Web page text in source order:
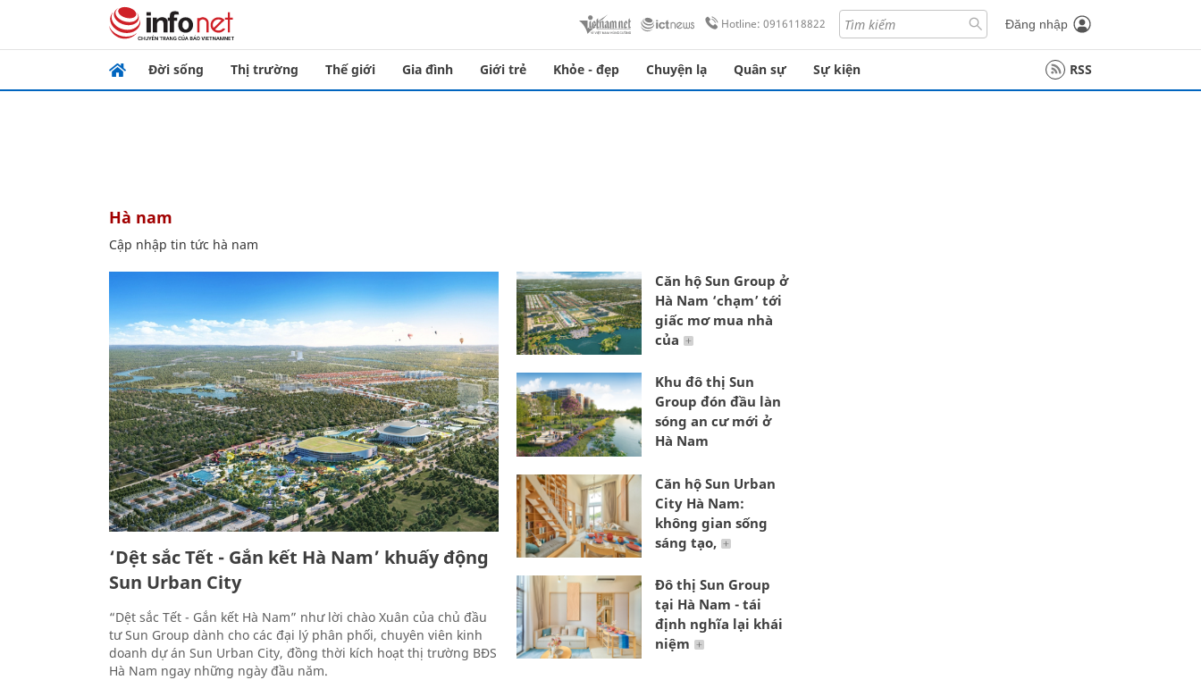
Hotline: 0916118822 Đăng nhập
Đời sống Thị trường Thế giới Gia đình Giới trẻ Khỏe - đẹp Chuyện lạ Quân sự Sự kiện RSS
hà nam
Cập nhập tin tức hà nam
‘Dệt sắc Tết - Gắn kết Hà Nam’ khuấy động
Sun Urban City
“Dệt sắc Tết - Gắn kết Hà Nam” như lời chào Xuân của chủ đầu
tư Sun Group dành cho các đại lý phân phối, chuyên viên kinh
doanh dự án Sun Urban City, đồng thời kích hoạt thị trường BĐS
Hà Nam ngay những ngày đầu năm.
Căn hộ Sun Group ở
Hà Nam ‘chạm’ tới
giấc mơ mua nhà
của
Khu đô thị Sun
Group đón đầu làn
sóng an cư mới ở
Hà Nam
Căn hộ Sun Urban
City Hà Nam:
không gian sống
sáng tạo,
Đô thị Sun Group
tại Hà Nam - tái
định nghĩa lại khái
niệm